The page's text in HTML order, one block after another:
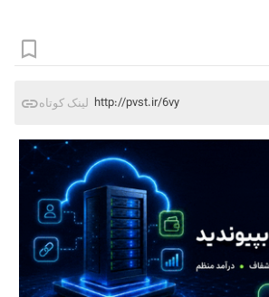
لینک کوتاه http://pvst.ir/6vy